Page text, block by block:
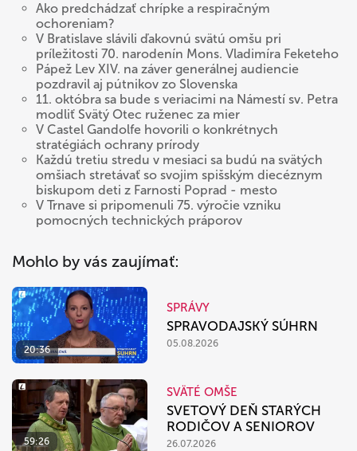
Ako predchádzať chrípke a respiračným
ochoreniam?
V Bratislave slávili ďakovnú svätú omšu pri
príležitosti 70. narodenín Mons. Vladimíra Feketeho
Pápež Lev XIV. na záver generálnej audiencie
pozdravil aj pútnikov zo Slovenska
11. októbra sa bude s veriacimi na Námestí sv. Petra
modliť Svätý Otec ruženec za mier
V Castel Gandolfe hovorili o konkrétnych
stratégiách ochrany prírody
Každú tretiu stredu v mesiaci sa budú na svätých
omšiach stretávať so svojim spišským diecéznym
biskupom deti z Farnosti Poprad - mesto
V Trnave si pripomenuli 75. výročie vzniku
pomocných technických práporov
Mohlo by vás zaujímať:
20:36
SPRÁVY
SPRAVODAJSKÝ SÚHRN
05.08.2026
59:26
SVÄTÉ OMŠE
SVETOVÝ DEŇ STARÝCH
RODIČOV A SENIOROV
26.07.2026